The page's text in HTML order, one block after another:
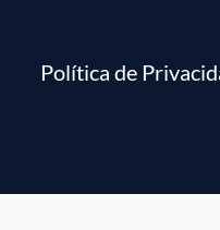
Política de